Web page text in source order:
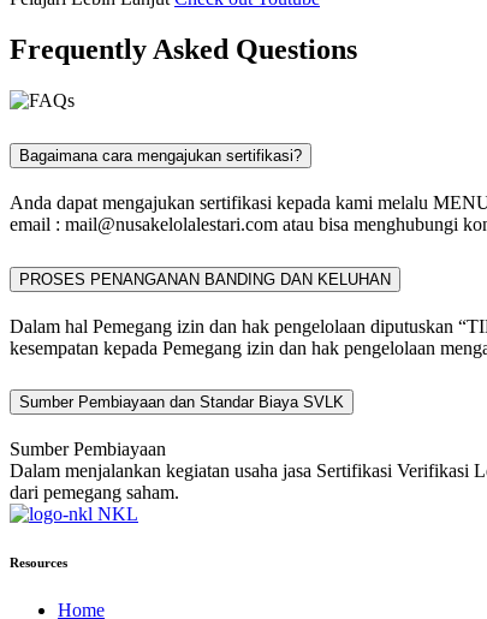
Frequently Asked Questions
Bagaimana cara mengajukan sertifikasi?
Anda dapat mengajukan sertifikasi kepada kami melalu
email : mail@nusakelolalestari.com atau bisa menghubungi
PROSES PENANGANAN BANDING DAN KELUHAN
Dalam hal Pemegang izin dan hak pengelolaan diputuskan
kesempatan kepada Pemegang izin dan hak pengelolaan
Sumber Pembiayaan dan Standar Biaya SVLK
Sumber Pembiayaan
Dalam menjalankan kegiatan usaha jasa Sertifikasi Verifikasi
dari pemegang saham.
NKL
Resources
Home